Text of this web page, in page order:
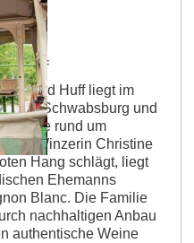
Huff
Huff liegt im
Schwabsburg und
rund um
der Winzerin Christine
Hang schlägt, liegt
Ehemanns
Blanc. Die Familie
nachhaltigen Anbau
authentische Weine